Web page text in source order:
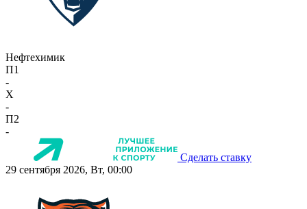
Нефтехимик
П1
-
X
-
П2
-
Сделать ставку
29 сентября 2026, Вт, 00:00